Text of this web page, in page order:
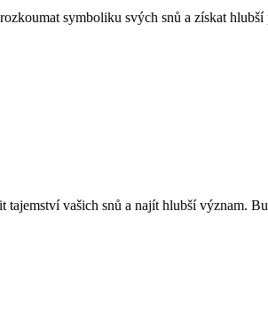
symboliku svých snů a získat
vašich snů a najít hlubší význam.